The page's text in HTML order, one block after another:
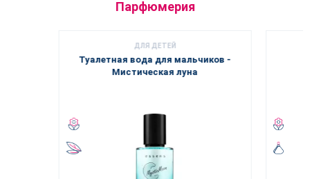
Парфюмерия
ДЛЯ ДЕТЕЙ
Туалетная вода для мальчиков -
Мистическая луна